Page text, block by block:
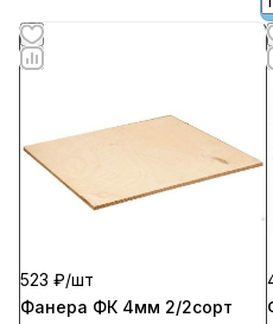
523 ₽/шт
Фанера ФК 4мм 2/2сорт